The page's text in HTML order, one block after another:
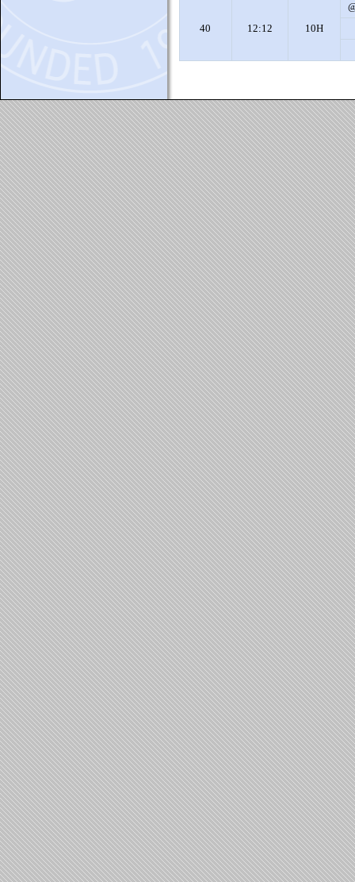
40 12:12 10H